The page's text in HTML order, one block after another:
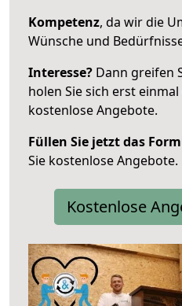
Kompetenz, da wir die
Wünsche und
Interesse? Dann greifen
holen Sie sich erst
kostenlose Angebote.
Füllen Sie jetzt das
Sie kostenlose Angebote.
Kostenlose